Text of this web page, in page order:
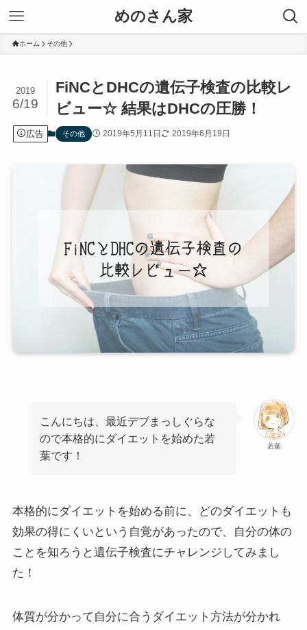
めのさん家
ホーム その他
FiNCとDHCの遺伝子検査の比較レ
ビュー☆ 結果はDHCの圧勝！
2019
6/19
広告 その他 2019年5月11日 2019年6月19日
若葉
こんにちは、最近デブまっしぐらな
ので本格的にダイエットを始めた若
葉です！
本格的にダイエットを始める前に、どのダイエットも
効果の得にくいという自覚があったので、自分の体の
ことを知ろうと遺伝子検査にチャレンジしてみまし
た！
体質が分かって自分に合うダイエット方法が分かれ